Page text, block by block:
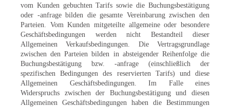
vom Kunden gebuchten Tarifs sowie die Buchungsbestätigung
oder -anfrage bilden die gesamte Vereinbarung zwischen den
Parteien. Vom Kunden mitgeteilte allgemeine oder besondere
Geschäftsbedingungen werden nicht Bestandteil dieser
Allgemeinen Verkaufsbedingungen. Die Vertragsgrundlage
zwischen den Parteien bilden in absteigender Reihenfolge die
Buchungsbestätigung bzw. -anfrage (einschließlich der
spezifischen Bedingungen des reservierten Tarifs) und diese
Allgemeinen Geschäftsbedingungen. Im Falle eines
Widerspruchs zwischen der Buchungsbestätigung und diesen
Allgemeinen Geschäftsbedingungen haben die Bestimmungen